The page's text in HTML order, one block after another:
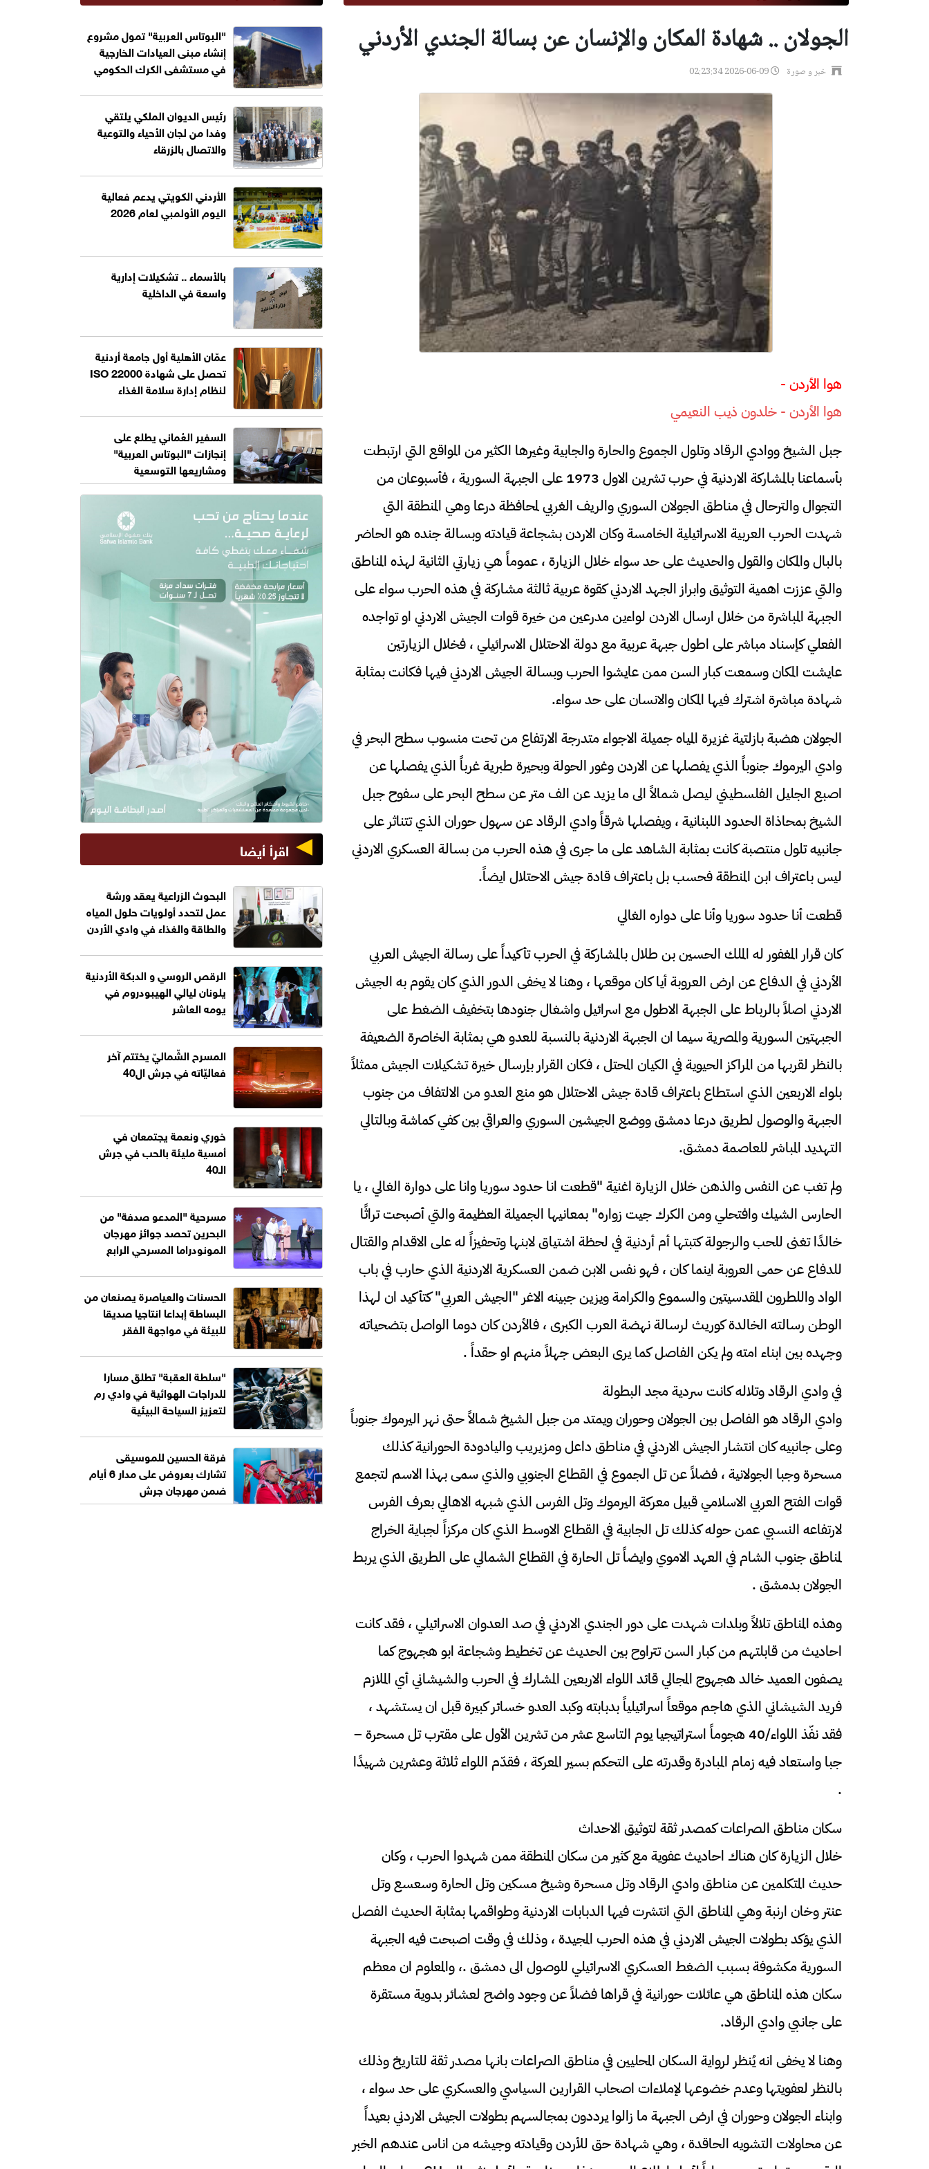
الجولان .. شهادة المكان والإنسان عن بسالة الجندي الأردني
خبر و صورة 2026-06-09 02:23:34
هوا الأردن -
هوا الأردن - خلدون ذيب النعيمي
جبل الشيخ ووادي الرقاد وتلول الجموع والحارة والجابية وغيرها الكثير من المواقع التي ارتبطت
بأسماعنا بالمشاركة الاردنية في حرب تشرين الاول 1973 على الجبهة السورية ، فأسبوعان من
التجوال والترحال في مناطق الجولان السوري والريف الغربي لمحافظة درعا وهي المنطقة التي
شهدت الحرب العربية الاسرائيلية الخامسة وكان الاردن بشجاعة قيادته وبسالة جنده هو الحاضر
بالبال والمكان والقول والحديث على حد سواء خلال الزيارة ، عموماً هي زيارتي الثانية لهذه المناطق
والتي عززت اهمية التوثيق وابراز الجهد الاردني كقوة عربية ثالثة مشاركة في هذه الحرب سواء على
الجبهة المباشرة من خلال ارسال الاردن لواءين مدرعين من خيرة قوات الجيش الاردني او تواجده
الفعلي كإسناد مباشر على اطول جبهة عربية مع دولة الاحتلال الاسرائيلي ، فخلال الزيارتين
عايشت المكان وسمعت كبار السن ممن عايشوا الحرب وبسالة الجيش الاردني فيها فكانت بمثابة
شهادة مباشرة اشترك فيها المكان والانسان على حد سواء.
الجولان هضبة بازلتية غزيرة المياه جميلة الاجواء متدرجة الارتفاع من تحت منسوب سطح البحر في
وادي اليرموك جنوباً الذي يفصلها عن الاردن وغور الحولة وبحيرة طبرية غرباً الذي يفصلها عن
اصبع الجليل الفلسطيني ليصل شمالاً الى ما يزيد عن الف متر عن سطح البحر على سفوح جبل
الشيخ بمحاذاة الحدود اللبنانية ، ويفصلها شرقاً وادي الرقاد عن سهول حوران الذي تتناثر على
جانبيه تلول منتصبة كانت بمثابة الشاهد على ما جرى في هذه الحرب من بسالة العسكري الاردني
ليس باعتراف ابن المنطقة فحسب بل باعتراف قادة جيش الاحتلال ايضاً.
قطعت أنا حدود سوريا وأنا على دواره الغالي
كان قرار المغفور له الملك الحسين بن طلال بالمشاركة في الحرب تأكيداً على رسالة الجيش العربي
الأردني في الدفاع عن ارض العروبة أيا كان موقعها ، وهنا لا يخفى الدور الذي كان يقوم به الجيش
الاردني اصلاً بالرباط على الجبهة الاطول مع اسرائيل واشغال جنودها بتخفيف الضغط على
الجبهتين السورية والمصرية سيما ان الجبهة الاردنية بالنسبة للعدو هي بمثابة الخاصرة الضعيفة
بالنظر لقربها من المراكز الحيوية في الكيان المحتل ، فكان القرار بإرسال خيرة تشكيلات الجيش ممثلاً
بلواء الاربعين الذي استطاع باعتراف قادة جيش الاحتلال هو منع العدو من الالتفاف من جنوب
الجبهة والوصول لطريق درعا دمشق ووضع الجيشين السوري والعراقي بين كفي كماشة وبالتالي
التهديد المباشر للعاصمة دمشق.
ولم تغب عن النفس والذهن خلال الزيارة اغنية "قطعت انا حدود سوريا وانا على دوارة الغالي ، يا
الحارس الشيك وافتحلي ومن الكرك جيت زواره" بمعانيها الجميلة العظيمة والتي أصبحت تراثًا
خالدًا تغنى للحب والرجولة كتبتها أم أردنية في لحظة اشتياق لابنها وتحفيزاً له على الاقدام والقتال
للدفاع عن حمى العروبة اينما كان ، فهو نفس الابن ضمن العسكرية الاردنية الذي حارب في باب
الواد واللطرون المقدسيتين والسموع والكرامة ويزين جبينه الاغر "الجيش العربي" كتأكيد ان لهذا
الوطن رسالته الخالدة كوريث لرسالة نهضة العرب الكبرى ، فالأردن كان دوما الواصل بتضحياته
وجهده بين ابناء امته ولم يكن الفاصل كما يرى البعض جهلاً منهم او حقداً .
في وادي الرقاد وتلاله كانت سردية مجد البطولة
وادي الرقاد هو الفاصل بين الجولان وحوران ويمتد من جبل الشيخ شمالاً حتى نهر اليرموك جنوباً
وعلى جانبيه كان انتشار الجيش الاردني في مناطق داعل ومزيريب واليادودة الحورانية كذلك
مسحرة وجبا الجولانية ، فضلاً عن تل الجموع في القطاع الجنوبي والذي سمى بهذا الاسم لتجمع
قوات الفتح العربي الاسلامي قبيل معركة اليرموك وتل الفرس الذي شبهه الاهالي بعرف الفرس
لارتفاعه النسبي عمن حوله كذلك تل الجابية في القطاع الاوسط الذي كان مركزاً لجباية الخراج
لمناطق جنوب الشام في العهد الاموي وايضاً تل الحارة في القطاع الشمالي على الطريق الذي يربط
الجولان بدمشق .
وهذه المناطق تلالاً وبلدات شهدت على دور الجندي الاردني في صد العدوان الاسرائيلي ، فقد كانت
احاديث من قابلتهم من كبار السن تتراوح بين الحديث عن تخطيط وشجاعة ابو هجهوج كما
يصفون العميد خالد هجهوج المجالي قائد اللواء الاربعين المشارك في الحرب والشيشاني أي الملازم
فريد الشيشاني الذي هاجم موقعاً اسرائيلياً بدبابته وكبد العدو خسائر كبيرة قبل ان يستشهد ،
فقد نفّذ اللواء/40 هجوماً استراتيجيا يوم التاسع عشر من تشرين الأول على مقترب تل مسحرة –
جبا واستعاد فيه زمام المبادرة وقدرته على التحكم بسير المعركة ، فقدّم اللواء ثلاثة وعشرين شهيدًا
.
سكان مناطق الصراعات كمصدر ثقة لتوثيق الاحداث
خلال الزيارة كان هناك احاديث عفوية مع كثير من سكان المنطقة ممن شهدوا الحرب ، وكان
حديث المتكلمين عن مناطق وادي الرقاد وتل مسحرة وشيخ مسكين وتل الحارة وسعسع وتل
عنتر وخان ارنبة وهي المناطق التي انتشرت فيها الدبابات الاردنية وطواقمها بمثابة الحديث الفصل
الذي يؤكد بطولات الجيش الاردني في هذه الحرب المجيدة ، وذلك في وقت اصبحت فيه الجبهة
السورية مكشوفة بسبب الضغط العسكري الاسرائيلي للوصول الى دمشق .، والمعلوم ان معظم
سكان هذه المناطق هي عائلات حورانية في قراها فضلاً عن وجود واضح لعشائر بدوية مستقرة
على جانبي وادي الرقاد.
وهنا لا يخفى انه يُنظر لرواية السكان المحليين في مناطق الصراعات بانها مصدر ثقة للتاريخ وذلك
بالنظر لعفويتها وعدم خضوعها لإملاءات اصحاب القرارين السياسي والعسكري على حد سواء ،
وابناء الجولان وحوران في ارض الجبهة ما زالوا يرددون بمجالسهم بطولات الجيش الاردني بعيداً
عن محاولات التشويه الحاقدة ، وهي شهادة حق للأردن وقيادته وجيشه من اناس عندهم الخبر
"البوتاس العربية" تمول مشروع
إنشاء مبنى العيادات الخارجية
في مستشفى الكرك الحكومي
رئيس الديوان الملكي يلتقي
وفدا من لجان الأحياء والتوعية
والاتصال بالزرقاء
الأردني الكويتي يدعم فعالية
اليوم الأولمبي لعام 2026
بالأسماء .. تشكيلات إدارية
واسعة في الداخلية
عمّان الأهلية أول جامعة أردنية
تحصل على شهادة ISO 22000
لنظام إدارة سلامة الغذاء
السفير العُماني يطلع على
إنجازات "البوتاس العربية"
ومشاريعها التوسعية
اقرأ أيضا
البحوث الزراعية يعقد ورشة
عمل لتحدد أولويات حلول المياه
والطاقة والغذاء في وادي الأردن
الرقص الروسي و الدبكة الأردنية
يلونان ليالي الهيبودروم في
يومه العاشر
المسرح الشّماليّ يختتم آخر
فعاليّاته في جرش ال40
خوري ونعمة يجتمعان في
أمسية مليئة بالحب في جرش
الـ40
مسرحية "المدعو صدفة" من
البحرين تحصد جوائز مهرجان
المونودراما المسرحي الرابع
الحسنات والعياصرة يصنعان من
البساطة إبداعا انتاجيا صديقا
للبيئة في مواجهة الفقر
"سلطة العقبة" تطلق مسارا
للدراجات الهوائية في وادي رم
لتعزيز السياحة البيئية
فرقة الحسين للموسيقى
تشارك بعروض على مدار 6 أيام
ضمن مهرجان جرش